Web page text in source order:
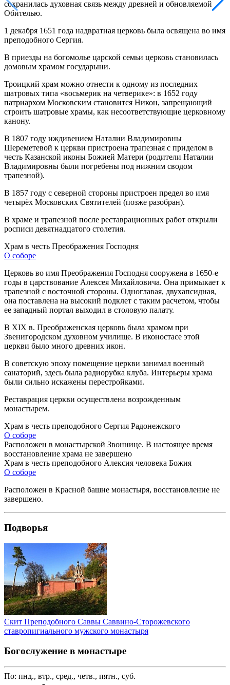
сохранилась духовная связь между древней и обновляемой
Обителью.
1 декабря 1651 года надвратная церковь была освящена во имя
преподобного Сергия.
В приезды на богомолье царской семьи церковь становилась
домовым храмом государыни.
Троицкий храм можно отнести к одному из последних
шатровых типа «восьмерик на четверике»: в 1652 году
патриархом Московским становится Никон, запрещающий
строить шатровые храмы, как несоответствующие церковному
канону.
В 1807 году иждивением Наталии Владимировны
Шереметевой к церкви пристроена трапезная с приделом в
честь Казанской иконы Божией Матери (родители Наталии
Владимировны были погребены под нижним сводом
трапезной).
В 1857 году с северной стороны пристроен предел во имя
четырёх Московских Святителей (позже разобран).
В храме и трапезной после реставрационных работ открыли
росписи девятнадцатого столетия.
Храм в честь Преображения Господня
О соборе
Церковь во имя Преображения Господня сооружена в 1650-е
годы в царствование Алексея Михайловича. Она примыкает к
трапезной с восточной стороны. Одноглавая, двухапсидная,
она поставлена на высокий подклет с таким расчетом, чтобы
ее западный портал выходил в столовую палату.
В XIX в. Преображенская церковь была храмом при
Звенигородском духовном училище. В иконостасе этой
церкви было много древних икон.
В советскую эпоху помещение церкви занимал военный
санаторий, здесь была радиорубка клуба. Интерьеры храма
были сильно искажены перестройками.
Реставрация церкви осуществлена возрожденным
монастырем.
Храм в честь преподобного Сергия Радонежского
О соборе
Расположен в монастырской Звоннице. В настоящее время
восстановление храма не завершено
Храм в честь преподобного Алексия человека Божия
О соборе
Расположен в Красной башне монастыря, восстановление не
завершено.
Подворья
Скит Преподобного Саввы Саввино-Сторожевского
ставропигиального мужского монастыря
Богослужение в монастыре
По: пнд., втр., сред., четв., пятн., суб.